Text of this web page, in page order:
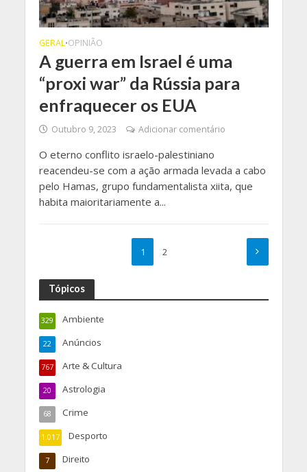
GERAL•OPINIÃO
A guerra em Israel é uma
“proxi war” da Rússia para
enfraquecer os EUA
Outubro 9, 2023 Adicionar comentário
O eterno conflito israelo-palestiniano
reacendeu-se com a ação armada levada a cabo
pelo Hamas, grupo fundamentalista xiita, que
habita maioritariamente a...
1 2
Tópicos
Ambiente
329
Anúncios
22
Arte & Cultura
767
Astrologia
20
Crime
68
Desporto
1.017
Direito
7